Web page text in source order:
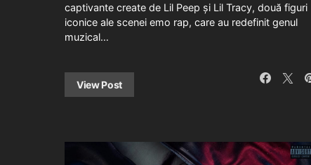
captivante create de Lil Peep și Lil Tracy, două figuri
iconice ale scenei emo rap, care au redefinit genul
muzical…
View Post